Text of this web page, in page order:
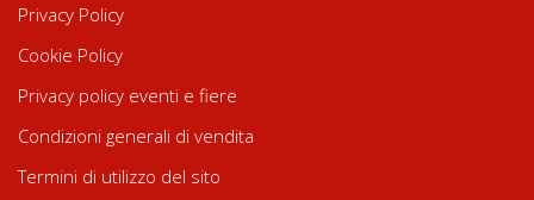
Privacy Policy
Cookie Policy
Privacy policy eventi e fiere
Condizioni generali di vendita
Termini di utilizzo del sito